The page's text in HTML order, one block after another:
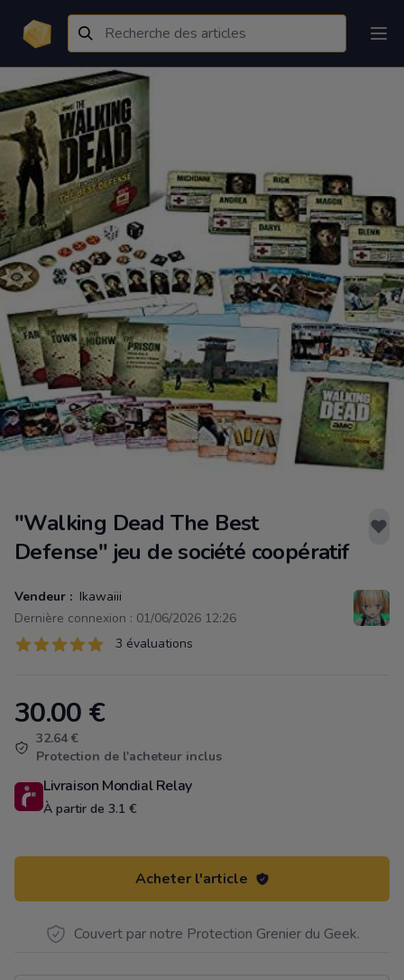
"Walking Dead The Best
Defense" jeu de société coopératif
Vendeur : Ikawaiii
Dernière connexion : 01/06/2026 12:26
Évaluations
3 sur 5 étoiles 3 évaluations
Product information
30.00 €
32.64 €
Protection de l'acheteur inclus
Livraison Mondial Relay
À partir de 3.1 €
Acheter l'article
Couvert par notre Protection Grenier du Geek.